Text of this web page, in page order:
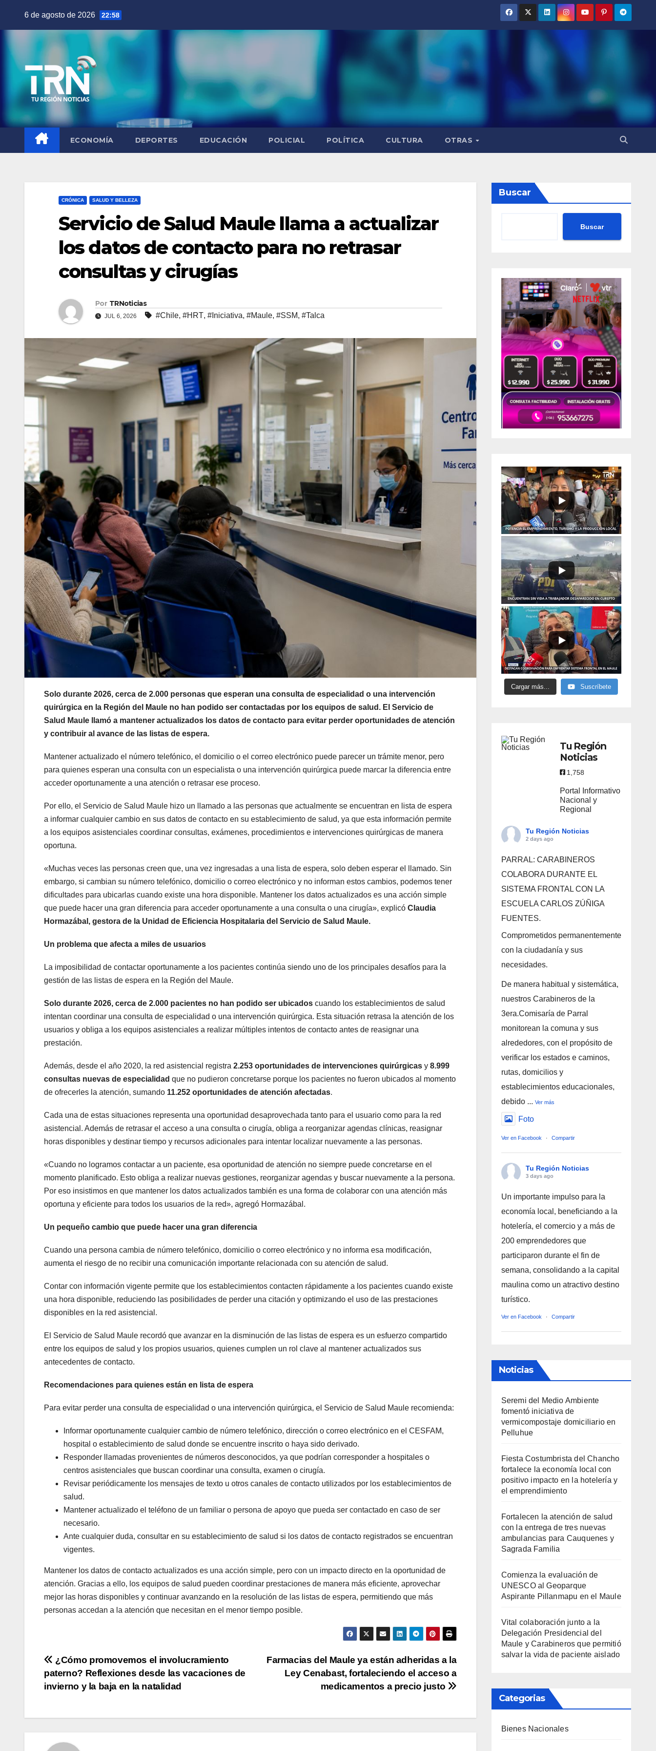
6 de agosto de 2026 22:58
ECONOMÍA DEPORTES EDUCACIÓN POLICIAL POLÍTICA CULTURA OTRAS
CRÓNICA SALUD Y BELLEZA
Servicio de Salud Maule llama a actualizar
los datos de contacto para no retrasar
consultas y cirugías
Por TRNoticias
JUL 6, 2026 #Chile, #HRT, #Iniciativa, #Maule, #SSM, #Talca
Solo durante 2026, cerca de 2.000 personas que esperan una consulta de especialidad o una intervención
quirúrgica en la Región del Maule no han podido ser contactadas por los equipos de salud. El Servicio de
Salud Maule llamó a mantener actualizados los datos de contacto para evitar perder oportunidades de atención
y contribuir al avance de las listas de espera.
Mantener actualizado el número telefónico, el domicilio o el correo electrónico puede parecer un trámite menor, pero
para quienes esperan una consulta con un especialista o una intervención quirúrgica puede marcar la diferencia entre
acceder oportunamente a una atención o retrasar ese proceso.
Por ello, el Servicio de Salud Maule hizo un llamado a las personas que actualmente se encuentran en lista de espera
a informar cualquier cambio en sus datos de contacto en su establecimiento de salud, ya que esta información permite
a los equipos asistenciales coordinar consultas, exámenes, procedimientos e intervenciones quirúrgicas de manera
oportuna.
«Muchas veces las personas creen que, una vez ingresadas a una lista de espera, solo deben esperar el llamado. Sin
embargo, si cambian su número telefónico, domicilio o correo electrónico y no informan estos cambios, podemos tener
dificultades para ubicarlas cuando existe una hora disponible. Mantener los datos actualizados es una acción simple
que puede hacer una gran diferencia para acceder oportunamente a una consulta o una cirugía», explicó Claudia
Hormazábal, gestora de la Unidad de Eficiencia Hospitalaria del Servicio de Salud Maule.
Un problema que afecta a miles de usuarios
La imposibilidad de contactar oportunamente a los pacientes continúa siendo uno de los principales desafíos para la
gestión de las listas de espera en la Región del Maule.
Solo durante 2026, cerca de 2.000 pacientes no han podido ser ubicados cuando los establecimientos de salud
intentan coordinar una consulta de especialidad o una intervención quirúrgica. Esta situación retrasa la atención de los
usuarios y obliga a los equipos asistenciales a realizar múltiples intentos de contacto antes de reasignar una
prestación.
Además, desde el año 2020, la red asistencial registra 2.253 oportunidades de intervenciones quirúrgicas y 8.999
consultas nuevas de especialidad que no pudieron concretarse porque los pacientes no fueron ubicados al momento
de ofrecerles la atención, sumando 11.252 oportunidades de atención afectadas.
Cada una de estas situaciones representa una oportunidad desaprovechada tanto para el usuario como para la red
asistencial. Además de retrasar el acceso a una consulta o cirugía, obliga a reorganizar agendas clínicas, reasignar
horas disponibles y destinar tiempo y recursos adicionales para intentar localizar nuevamente a las personas.
«Cuando no logramos contactar a un paciente, esa oportunidad de atención no siempre puede concretarse en el
momento planificado. Esto obliga a realizar nuevas gestiones, reorganizar agendas y buscar nuevamente a la persona.
Por eso insistimos en que mantener los datos actualizados también es una forma de colaborar con una atención más
oportuna y eficiente para todos los usuarios de la red», agregó Hormazábal.
Un pequeño cambio que puede hacer una gran diferencia
Cuando una persona cambia de número telefónico, domicilio o correo electrónico y no informa esa modificación,
aumenta el riesgo de no recibir una comunicación importante relacionada con su atención de salud.
Contar con información vigente permite que los establecimientos contacten rápidamente a los pacientes cuando existe
una hora disponible, reduciendo las posibilidades de perder una citación y optimizando el uso de las prestaciones
disponibles en la red asistencial.
El Servicio de Salud Maule recordó que avanzar en la disminución de las listas de espera es un esfuerzo compartido
entre los equipos de salud y los propios usuarios, quienes cumplen un rol clave al mantener actualizados sus
antecedentes de contacto.
Recomendaciones para quienes están en lista de espera
Para evitar perder una consulta de especialidad o una intervención quirúrgica, el Servicio de Salud Maule recomienda:
Informar oportunamente cualquier cambio de número telefónico, dirección o correo electrónico en el CESFAM,
hospital o establecimiento de salud donde se encuentre inscrito o haya sido derivado.
Responder llamadas provenientes de números desconocidos, ya que podrían corresponder a hospitales o
centros asistenciales que buscan coordinar una consulta, examen o cirugía.
Revisar periódicamente los mensajes de texto u otros canales de contacto utilizados por los establecimientos de
salud.
Mantener actualizado el teléfono de un familiar o persona de apoyo que pueda ser contactado en caso de ser
necesario.
Ante cualquier duda, consultar en su establecimiento de salud si los datos de contacto registrados se encuentran
vigentes.
Mantener los datos de contacto actualizados es una acción simple, pero con un impacto directo en la oportunidad de
atención. Gracias a ello, los equipos de salud pueden coordinar prestaciones de manera más eficiente, aprovechar
mejor las horas disponibles y continuar avanzando en la resolución de las listas de espera, permitiendo que más
personas accedan a la atención que necesitan en el menor tiempo posible.
Navegación
de
Farmacias del Maule ya están adheridas a la
Ley Cenabast, fortaleciendo el acceso a
medicamentos a precio justo
¿Cómo promovemos el involucramiento
paterno? Reflexiones desde las vacaciones de
invierno y la baja en la natalidad
Buscar
Buscar
Cargar más... Suscríbete
Tu Región
Noticias
1,758
Portal Informativo
Nacional y
Regional
Tu Región Noticias
2 days ago
PARRAL: CARABINEROS
COLABORA DURANTE EL
SISTEMA FRONTAL CON LA
ESCUELA CARLOS ZÚÑIGA
FUENTES.
Comprometidos permanentemente
con la ciudadanía y sus
necesidades.
De manera habitual y sistemática,
nuestros Carabineros de la
3era.Comisaría de Parral
monitorean la comuna y sus
alrededores, con el propósito de
verificar los estados e caminos,
rutas, domicilios y
establecimientos educacionales,
debido ... Ver más
Foto
Ver en Facebook · Compartir
Tu Región Noticias
3 days ago
Un importante impulso para la
economía local, beneficiando a la
hotelería, el comercio y a más de
200 emprendedores que
participaron durante el fin de
semana, consolidando a la capital
maulina como un atractivo destino
turístico.
Ver en Facebook · Compartir
Noticias
Seremi del Medio Ambiente
fomentó iniciativa de
vermicompostaje domiciliario en
Pelluhue
Fiesta Costumbrista del Chancho
fortalece la economía local con
positivo impacto en la hotelería y
el emprendimiento
Fortalecen la atención de salud
con la entrega de tres nuevas
ambulancias para Cauquenes y
Sagrada Familia
Comienza la evaluación de
UNESCO al Geoparque
Aspirante Pillanmapu en el Maule
Vital colaboración junto a la
Delegación Presidencial del
Maule y Carabineros que permitió
salvar la vida de paciente aislado
Categorias
Bienes Nacionales